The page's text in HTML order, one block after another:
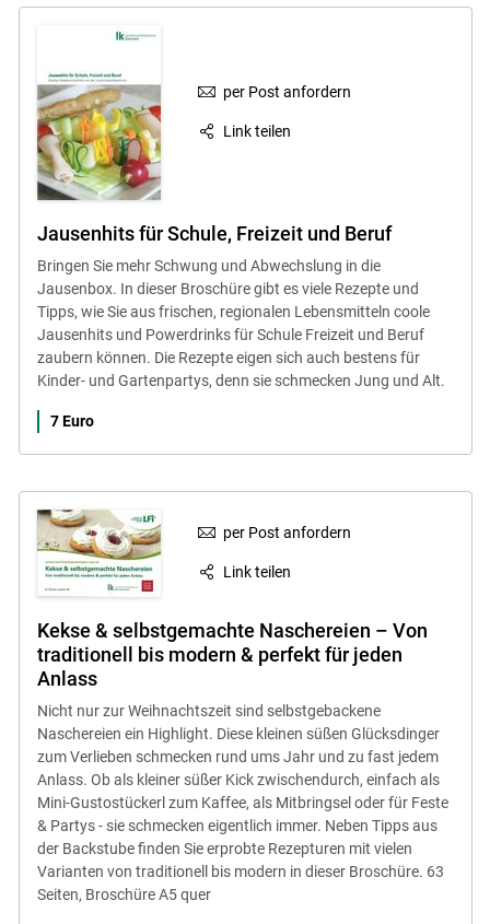
per Post anfordern
Link teilen
Jausenhits für Schule, Freizeit und Beruf
Bringen Sie mehr Schwung und Abwechslung in die
Jausenbox. In dieser Broschüre gibt es viele Rezepte und
Tipps, wie Sie aus frischen, regionalen Lebensmitteln coole
Jausenhits und Powerdrinks für Schule Freizeit und Beruf
zaubern können. Die Rezepte eigen sich auch bestens für
Kinder- und Gartenpartys, denn sie schmecken Jung und Alt.
7 Euro
per Post anfordern
Link teilen
Kekse & selbstgemachte Naschereien – Von
traditionell bis modern & perfekt für jeden
Anlass
Nicht nur zur Weihnachtszeit sind selbstgebackene
Naschereien ein Highlight. Diese kleinen süßen Glücksdinger
zum Verlieben schmecken rund ums Jahr und zu fast jedem
Anlass. Ob als kleiner süßer Kick zwischendurch, einfach als
Mini-Gustostückerl zum Kaffee, als Mitbringsel oder für Feste
& Partys - sie schmecken eigentlich immer. Neben Tipps aus
der Backstube finden Sie erprobte Rezepturen mit vielen
Varianten von traditionell bis modern in dieser Broschüre. 63
Seiten, Broschüre A5 quer